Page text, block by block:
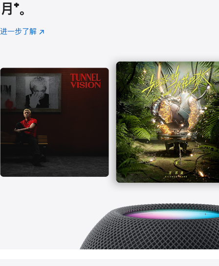
月 脚
注
⁺。
进一步了解 Apple
(在
口
中
打
开)